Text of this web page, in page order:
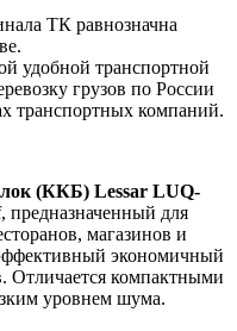
ТК равнозначна
удобной транспортной
грузов по России
транспортных компаний.
(ККБ) Lessar LUQ-
предназначенный для
магазинов и
экономичный
Отличается компактными
уровнем шума.